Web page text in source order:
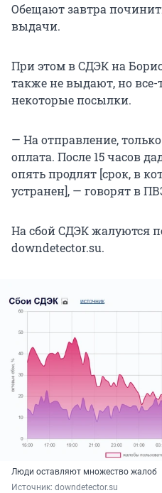
Обещают завтра
выдачи.
При этом в СДЭК на
также не выдают, но все-
некоторые посылки.
— На отправление,
оплата. После 15 часов
опять продлят [срок, в
устранен], — говорят в
На сбой СДЭК жалуются
downdetector.su.
Люди оставляют множество жалоб
Источник: downdetector.su